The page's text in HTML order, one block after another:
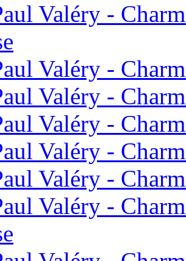
Valéry -
Valéry -
Valéry -
Valéry -
Valéry -
Valéry -
Valéry -